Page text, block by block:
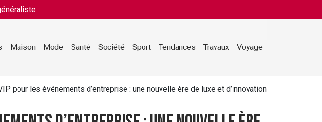
Maison Mode Santé Société Sport Tendances Travaux Voyage
pour les événements d’entreprise : une nouvelle ère de luxe et d’innovation